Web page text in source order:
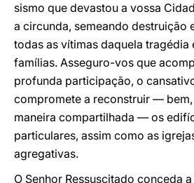
sismo que devastou a vossa
a circunda, semeando destruição
todas as vítimas daquela tragédia
famílias. Asseguro-vos que
profunda participação, o
compromete a reconstruir —
maneira compartilhada — os
particulares, assim como as
agregativas.
O Senhor Ressuscitado conceda